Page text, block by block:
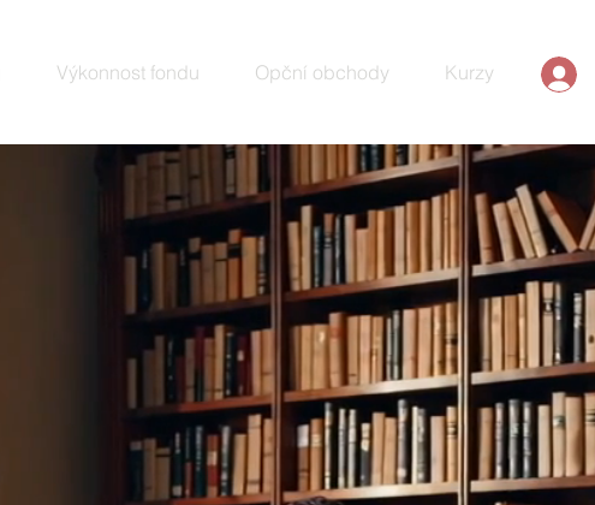
Výkonnost fondu Opční obchody Kurzy